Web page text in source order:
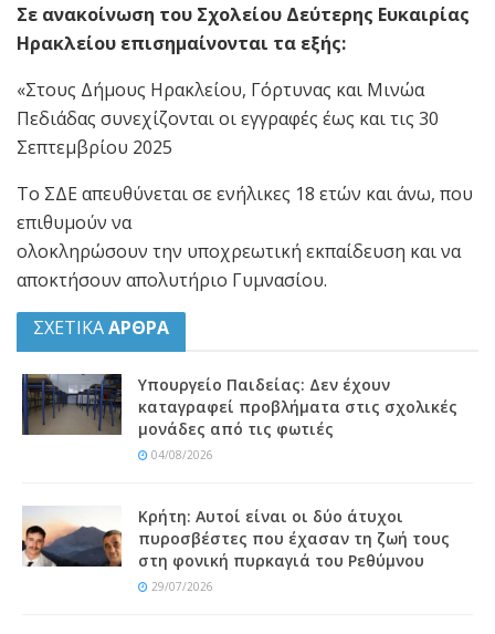
Σε ανακοίνωση του Σχολείου Δεύτερης Ευκαιρίας
Ηρακλείου επισημαίνονται τα εξής:
«Στους Δήμους Ηρακλείου, Γόρτυνας και Μινώα
Πεδιάδας συνεχίζονται οι εγγραφές έως και τις 30
Σεπτεμβρίου 2025
Το ΣΔΕ απευθύνεται σε ενήλικες 18 ετών και άνω, που
επιθυμούν να
ολοκληρώσουν την υποχρεωτική εκπαίδευση και να
αποκτήσουν απολυτήριο Γυμνασίου.
ΣΧΕΤΙΚΑΑΡΘΡΑ
Υπουργείο Παιδείας: Δεν έχουν
καταγραφεί προβλήματα στις σχολικές
μονάδες από τις φωτιές
04/08/2026
Κρήτη: Αυτοί είναι οι δύο άτυχοι
πυροσβέστες που έχασαν τη ζωή τους
στη φονική πυρκαγιά του Ρεθύμνου
29/07/2026